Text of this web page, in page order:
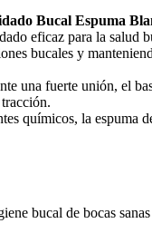
Bucal Espuma
eficaz para la salud
bucales y
una fuerte unión, el
químicos, la espuma
bucal de bocas sanas